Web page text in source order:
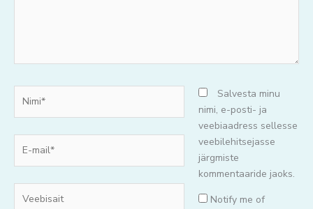
mail*
Salvesta minu
nimi, e-posti- ja
veebiaadress sellesse
veebilehitsejasse
järgmiste
kommentaaride jaoks.
Notify me of